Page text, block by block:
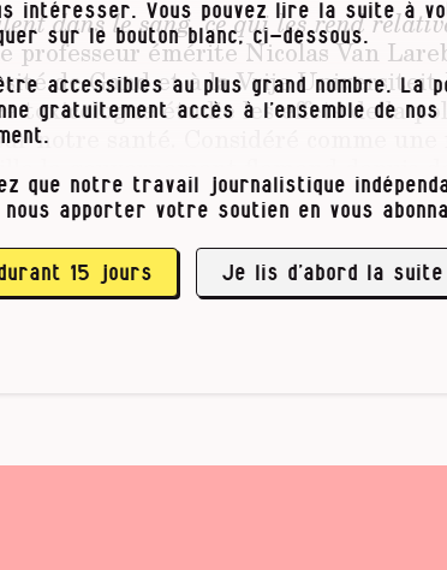
dans le sang, ce qui les rend
professeur émérite Nicolas Van
de Gand et à la Vrije Universiteit
toxicologue étudie les effets de la
notre santé. Considéré comme une
le gouvernement flamand depuis
le cancer est de plus en plus
La plupart des cancers sont
à 74 ans. Mais c’est chez les moins
forte, avec une …
intéresser. Vous pouvez lire la suite à
sur le bouton blanc, ci-dessous.
accessibles au plus grand nombre. La
gratuitement accès à l’ensemble de
que notre travail journalistique
apporter votre soutien en vous
15 jours Je lis d’abord la